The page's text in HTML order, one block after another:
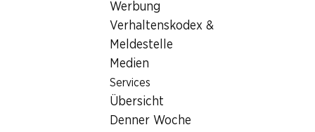
Werbung
Verhaltenskodex &
Meldestelle
Medien
Services
Übersicht
Denner Woche